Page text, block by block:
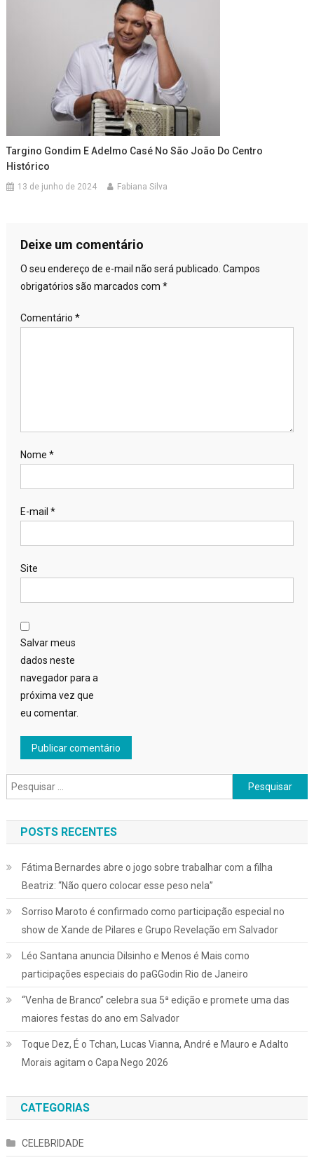
Targino Gondim E Adelmo Casé No São João Do Centro
Histórico
13 de junho de 2024 Fabiana Silva
Deixe um comentário
O seu endereço de e-mail não será publicado. Campos
obrigatórios são marcados com *
Comentário *
Nome *
E-mail *
Site
Salvar meus
dados neste
navegador para a
próxima vez que
eu comentar.
Pesquisar
por:
POSTS RECENTES
Fátima Bernardes abre o jogo sobre trabalhar com a filha
Beatriz: “Não quero colocar esse peso nela”
Sorriso Maroto é confirmado como participação especial no
show de Xande de Pilares e Grupo Revelação em Salvador
Léo Santana anuncia Dilsinho e Menos é Mais como
participações especiais do paGGodin Rio de Janeiro
“Venha de Branco” celebra sua 5ª edição e promete uma das
maiores festas do ano em Salvador
Toque Dez, É o Tchan, Lucas Vianna, André e Mauro e Adalto
Morais agitam o Capa Nego 2026
CATEGORIAS
CELEBRIDADE